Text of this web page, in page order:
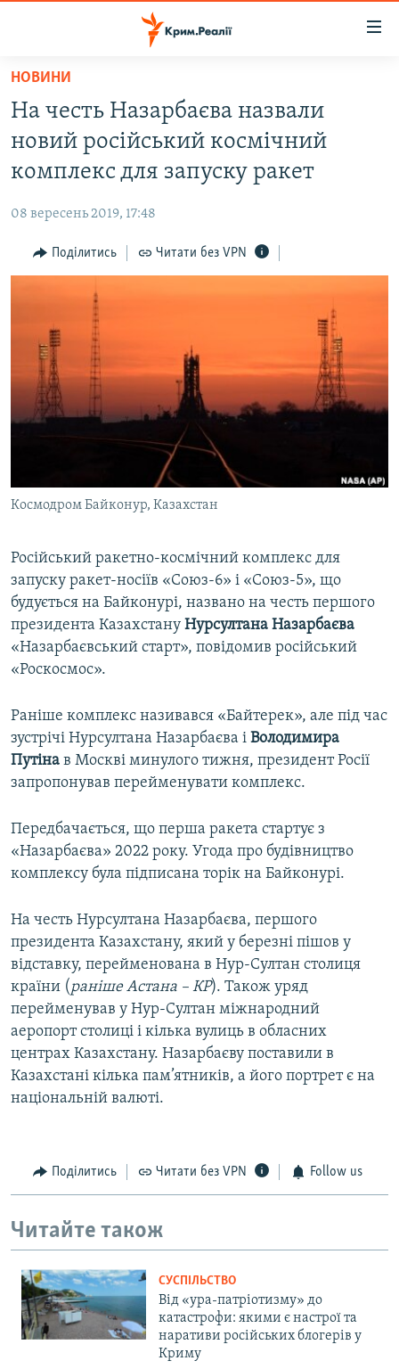
Перейти
основного
матеріалу
до
основної
навігації
Перейти
до
ВІДЕО ТА ФОТО
БЛОГИ
ПОГЛЯД
ВСЕ ЗА ДЕНЬ
СПЕЦПРОЕКТИ
ДЕПОРТАЦІЯ
ВІДЕОУРОКИ «ELIFBE»
УКРАЇНСЬКА ПРОБЛЕМА КРИМУ
ІНФОГРАФІКА
ЯК ОБІЙТИ БЛОКУВАННЯ
ДОЛУЧАЙСЯ!
Усі сайти RFE/RL
НОВИНИ
На честь Назарбаєва назвали
новий російський космічний
комплекс для запуску ракет
08 вересень 2019, 17:48
Поділитись Читати без VPN
Космодром Байконур, Казахстан
Російський ракетно-космічний комплекс для
запуску ракет-носіїв «Союз-6» і «Союз-5», що
будується на Байконурі, названо на честь першого
президента Казахстану Нурсултана Назарбаєва
«Назарбаєвський старт», повідомив російський
«Роскосмос».
Раніше комплекс називався «Байтерек», але під час
зустрічі Нурсултана Назарбаєва і Володимира
Путіна в Москві минулого тижня, президент Росії
запропонував перейменувати комплекс.
Передбачається, що перша ракета стартує з
«Назарбаєва» 2022 року. Угода про будівництво
комплексу була підписана торік на Байконурі.
На честь Нурсултана Назарбаєва, першого
президента Казахстану, який у березні пішов у
відставку, перейменована в Нур-Султан столиця
країни (раніше Астана – КР). Також уряд
перейменував у Нур-Султан міжнародний
аеропорт столиці і кілька вулиць в обласних
центрах Казахстану. Назарбаєву поставили в
Казахстані кілька пам’ятників, а його портрет є на
національній валюті.
Поділитись Читати без VPN Follow us
Читайте також
СУСПІЛЬСТВО
Від «ура-патріотизму» до
катастрофи: якими є настрої та
наративи російських блогерів у
Криму